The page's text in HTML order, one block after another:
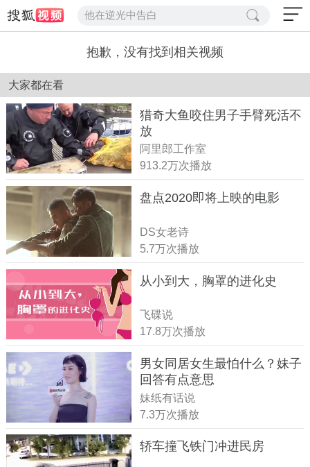
他在逆光中告白
抱歉，没有找到相关视频
大家都在看
猎奇大鱼咬住男子手臂死活不
放
阿里郎工作室
913.2万次播放
盘点2020即将上映的电影
DS女老诗
5.7万次播放
从小到大，胸罩的进化史
飞碟说
17.8万次播放
男女同居女生最怕什么？妹子
回答有点意思
妹纸有话说
7.3万次播放
轿车撞飞铁门冲进民房